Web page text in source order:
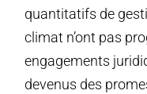
quantitatifs de
climat n’ont pas
engagements
devenus des